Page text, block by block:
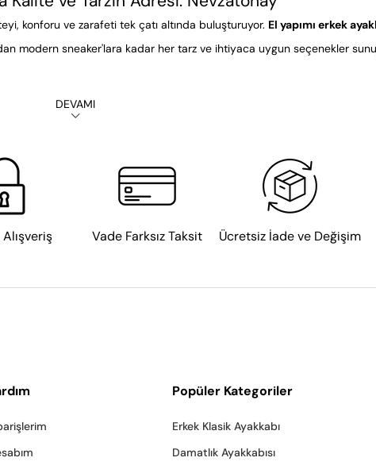
konforu ve zarafeti tek çatı altında buluşturuyor. El yapımı erkek
modern sneaker'lara kadar her tarz ve ihtiyaca uygun seçenekler
Günlük Erkek Ayakkabı
ayakkabı Loafer ve bağcıksız
yazlık seçenekler sıcak havalarda da konfor sunar.
gün boyu harekette bile yüksek konfor sağlar. Hafif tabanı ve
DEVAMI
Vade Farksız Taksit Ücretsiz İade ve Değişim
Popüler Kategoriler
Erkek Klasik Ayakkabı
Damatlık Ayakkabısı